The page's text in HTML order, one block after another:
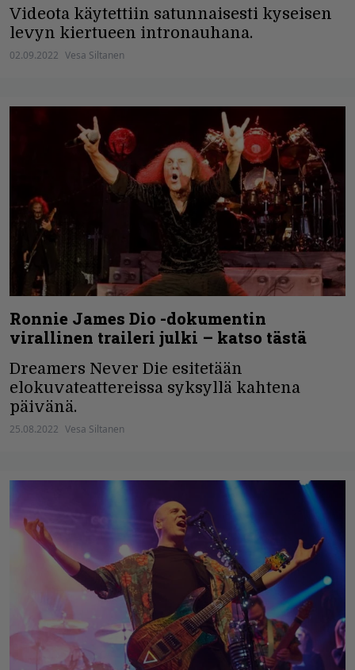
Videota käytettiin satunnaisesti kyseisen
levyn kiertueen intronauhana.
02.09.2022 Vesa Siltanen
Ronnie James Dio -dokumentin
virallinen traileri julki – katso tästä
Dreamers Never Die esitetään
elokuvateattereissa syksyllä kahtena
päivänä.
25.08.2022 Vesa Siltanen